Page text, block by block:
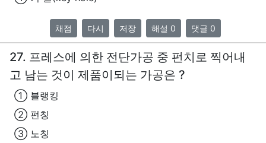
채점 다시 저장 해설 0 댓글 0
27. 프레스에 의한 전단가공 중 펀치로 찍어내
고 남는 것이 제품이되는 가공은 ?
① 블랭킹
② 펀칭
③ 노칭